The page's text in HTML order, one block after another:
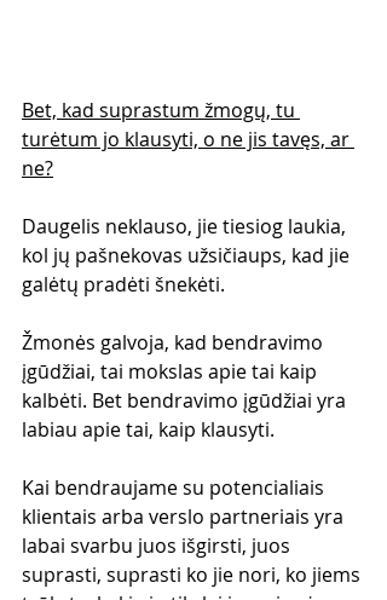
Bet, kad suprastum žmogų, tu
turėtum jo klausyti, o ne jis tavęs, ar
ne?
Daugelis neklauso, jie tiesiog laukia,
kol jų pašnekovas užsičiaups, kad jie
galėtų pradėti šnekėti.
Žmonės galvoja, kad bendravimo
įgūdžiai, tai mokslas apie tai kaip
kalbėti. Bet bendravimo įgūdžiai yra
labiau apie tai, kaip klausyti.
Kai bendraujame su potencialiais
klientais arba verslo partneriais yra
labai svarbu juos išgirsti, juos
suprasti, suprasti ko jie nori, ko jiems